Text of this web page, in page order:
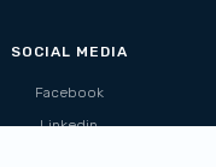
SOCIAL MEDIA
Facebook
Linkedin